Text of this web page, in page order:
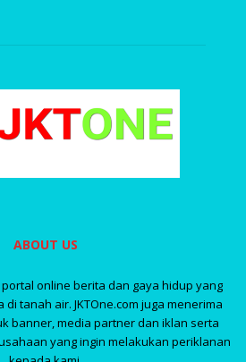
ABOUT US
portal online berita dan gaya hidup yang
tanah air. JKTOne.com juga menerima
banner, media partner dan iklan serta
yang ingin melakukan periklanan